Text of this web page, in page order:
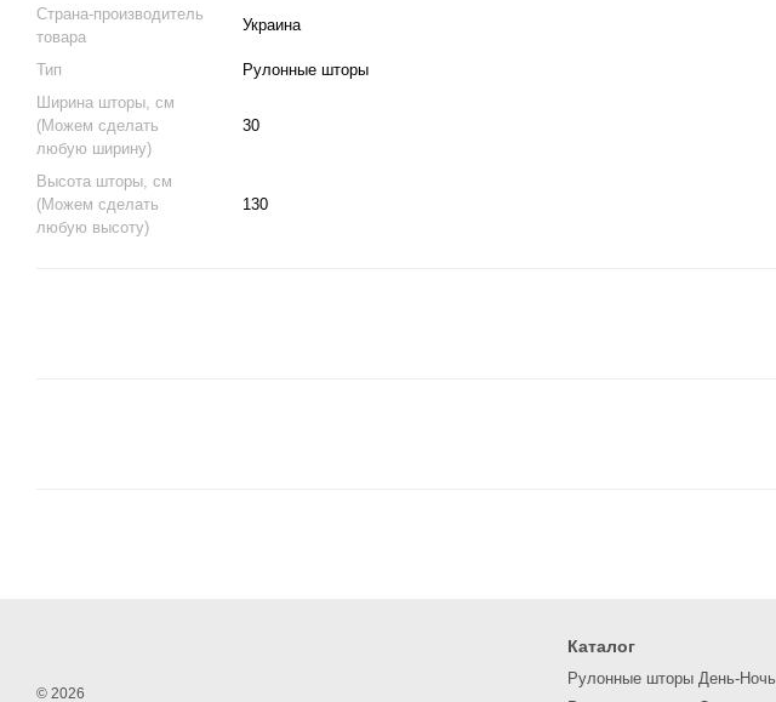
Страна-производитель
товара
Украина
Тип
Рулонные шторы
Ширина шторы, см
(Можем сделать
любую ширину)
30
Высота шторы, см
(Можем сделать
любую высоту)
130
© 2026
Каталог
Рулонные шторы День-Ночь